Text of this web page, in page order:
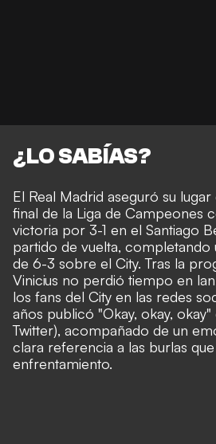
¿LO SABÍAS?
El Real Madrid aseguró su
final de la Liga de Campeones
victoria por 3-1 en el Santiago
partido de vuelta, completando
de 6-3 sobre el City. Tras la
Vinicius no perdió tiempo en
los fans del City en las redes
años publicó "Okay, okay,
Twitter), acompañado de un
clara referencia a las burlas
enfrentamiento.